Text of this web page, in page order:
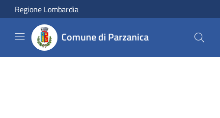
Salta al contenuto principale
Regione Lombardia
Comune di Parzanica